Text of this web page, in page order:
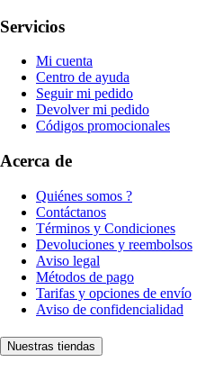
Servicios
Mi cuenta
Centro de ayuda
Seguir mi pedido
Devolver mi pedido
Códigos promocionales
Acerca de
Quiénes somos ?
Contáctanos
Términos y Condiciones
Devoluciones y reembolsos
Aviso legal
Métodos de pago
Tarifas y opciones de envío
Aviso de confidencialidad
Nuestras tiendas